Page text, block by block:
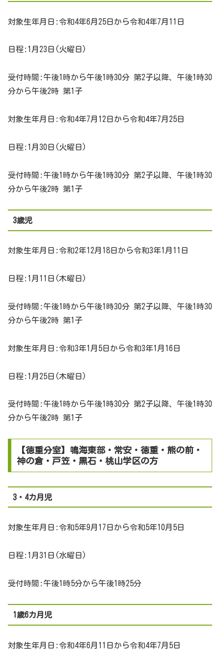
対象生年月日:令和4年6月25日から令和4年7月11日
日程:1月23日(火曜日)
受付時間:午後1時から午後1時30分 第2子以降、午後1時30
分から午後2時 第1子
対象生年月日:令和4年7月12日から令和4年7月25日
日程:1月30日(火曜日)
受付時間:午後1時から午後1時30分 第2子以降、午後1時30
分から午後2時 第1子
3歳児
対象生年月日:令和2年12月18日から令和3年1月11日
日程:1月11日(木曜日)
受付時間:午後1時から午後1時30分 第2子以降、午後1時30
分から午後2時 第1子
対象生年月日:令和3年1月5日から令和3年1月16日
日程:1月25日(木曜日)
受付時間:午後1時から午後1時30分 第2子以降、午後1時30
分から午後2時 第1子
【徳重分室】鳴海東部・常安・徳重・熊の前・
神の倉・戸笠・黒石・桃山学区の方
3・4カ月児
対象生年月日:令和5年9月17日から令和5年10月5日
日程:1月31日(水曜日)
受付時間:午後1時5分から午後1時25分
1歳6カ月児
対象生年月日:令和4年6月11日から令和4年7月5日